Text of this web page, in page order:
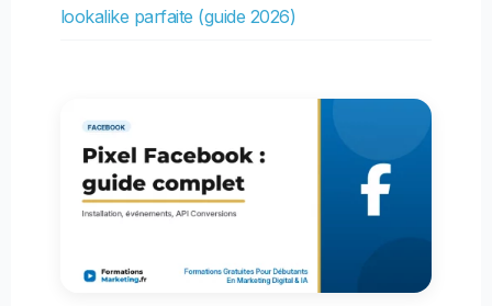
lookalike parfaite (guide 2026)